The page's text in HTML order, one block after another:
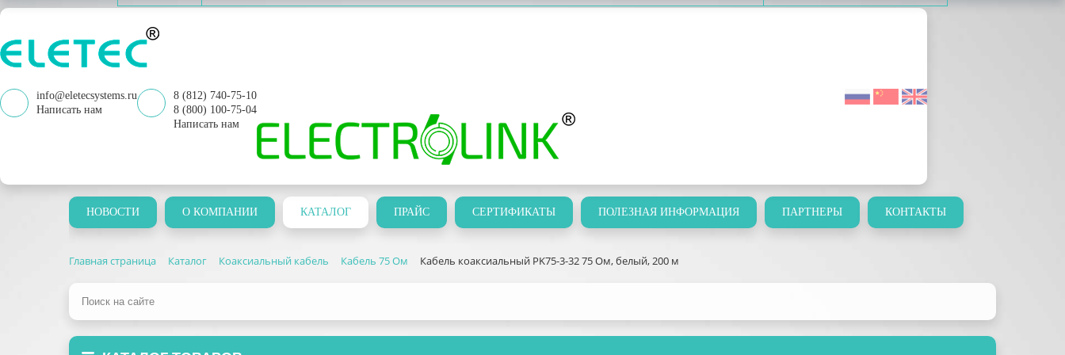
info@eletecsystems.ru
Написать нам
8 (812) 740-75-10
8 (800) 100-75-04
Написать нам
НОВОСТИ О КОМПАНИИ КАТАЛОГ ПРАЙС СЕРТИФИКАТЫ ПОЛЕЗНАЯ ИНФОРМАЦИЯ ПАРТНЕРЫ КОНТАКТЫ
Главная страница Каталог Коаксиальный кабель Кабель 75 Ом Кабель коаксиальный PK75-3-32 75 Ом, белый, 200 м